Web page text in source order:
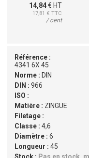
14,84€ HT
17,81 € TTC
/ cent
Référence :
4341 6X 45
Norme : DIN
DIN : 966
ISO :
Matière : ZINGUE
Filetage :
Classe : 4,6
Diamètre : 6
Longueur : 45
Stock : Pas en stock,